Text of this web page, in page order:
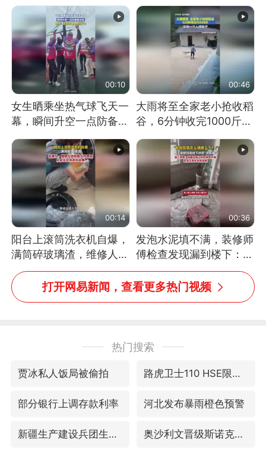
教！
00:10
女生晒乘坐热气球飞天一
幕，瞬间升空一点防备都
00:46
大雨将至全家老小抢收稻
谷，6分钟收完1000斤，
00:14
阳台上滚筒洗衣机自爆，
满筒碎玻璃渣，维修人员
称是人为原因，从未见过
洗衣机自爆
00:36
发泡水泥填不满，装修师
傅检查发现漏到楼下：出
风口未延伸到外墙
打开网易新闻，查看更多热门视频
热门搜索
贾冰私人饭局被偷拍 路虎卫士110 HSE限时降价
部分银行上调存款利率 河北发布暴雨橙色预警
新疆生产建设兵团生态环境局原局长被查 奥沙利文晋级斯诺克中国公开赛16强